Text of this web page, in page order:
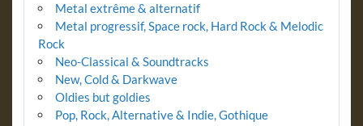
Metal extrême & alternatif
Metal progressif, Space rock, Hard Rock & Melodic
Rock
Neo-Classical & Soundtracks
New, Cold & Darkwave
Oldies but goldies
Pop, Rock, Alternative & Indie, Gothique